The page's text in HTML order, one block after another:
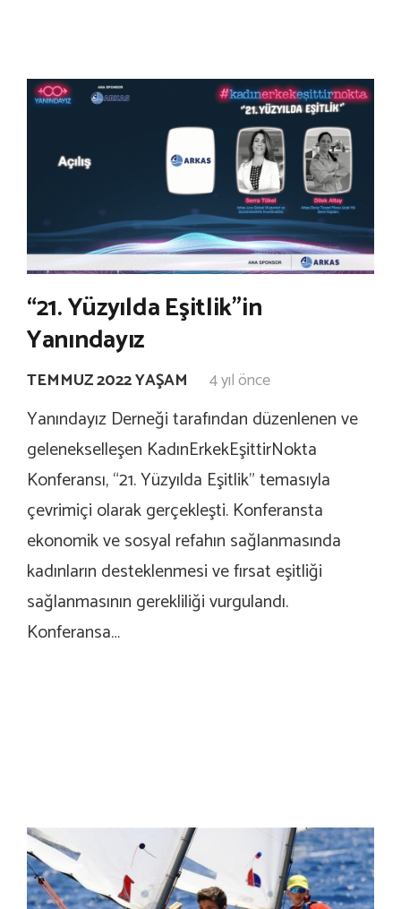
“21. Yüzyılda Eşitlik”in
Yanındayız
TEMMUZ 2022 YAŞAM 4 yıl önce
Yanındayız Derneği tarafından düzenlenen ve
gelenekselleşen KadınErkekEşittirNokta
Konferansı, “21. Yüzyılda Eşitlik” temasıyla
çevrimiçi olarak gerçekleşti. Konferansta
ekonomik ve sosyal refahın sağlanmasında
kadınların desteklenmesi ve fırsat eşitliği
sağlanmasının gerekliliği vurgulandı.
Konferansa…